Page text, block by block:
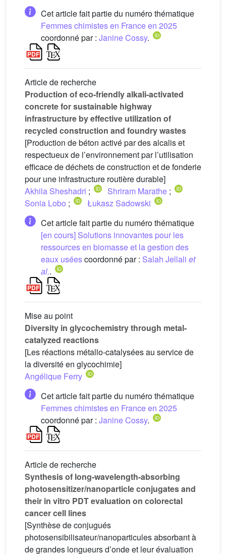
Cet article fait partie du numéro thématique
Femmes chimistes en France en 2025
coordonné par : Janine Cossy.
Article de recherche
Production of eco-friendly alkali-activated
concrete for sustainable highway
infrastructure by effective utilization of
recycled construction and foundry wastes
[Production de béton activé par des alcalis et
respectueux de l’environnement par l’utilisation
efficace de déchets de construction et de fonderie
pour une infrastructure routière durable]
Akhila Sheshadri ; Shriram Marathe ;
Sonia Lobo ;
Łukasz Sadowski
Cet article fait partie du numéro thématique
[en cours] Solutions innovantes pour les
ressources en biomasse et la gestion des
eaux uséescoordonné par : Salah Jellali et
al..
Mise au point
Diversity in glycochemistry through metal-
catalyzed reactions
[Les réactions métallo-catalysées au service de
la diversité en glycochimie]
Angélique Ferry
Cet article fait partie du numéro thématique
Femmes chimistes en France en 2025
coordonné par : Janine Cossy.
Article de recherche
Synthesis of long-wavelength-absorbing
photosensitizer/nanoparticle conjugates and
their in vitro PDT evaluation on colorectal
cancer cell lines
[Synthèse de conjugués
photosensibilisateur/nanoparticules absorbant à
de grandes longueurs d’onde et leur évaluation